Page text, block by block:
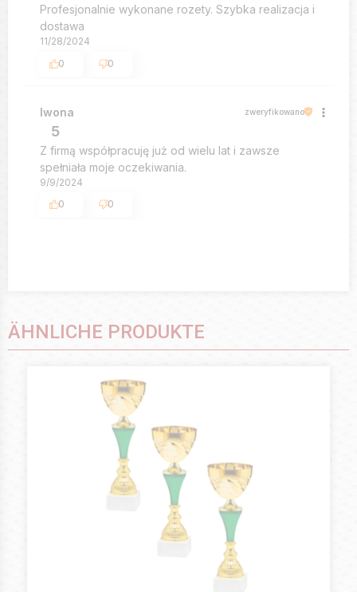
Profesjonalnie wykonane rozety. Szybka realizacja i
dostawa
11/28/2024
0
0
Iwona zweryfikowano
5
Z firmą współpracuję już od wielu lat i zawsze
spełniała moje oczekiwania.
9/9/2024
0
0
ÄHNLICHE PRODUKTE